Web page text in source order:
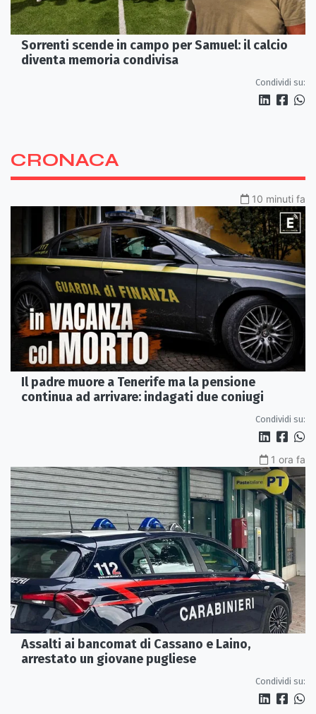
Sorrenti scende in campo per Samuel: il calcio
diventa memoria condivisa
Condividi su:
CRONACA
10 minuti fa
Il padre muore a Tenerife ma la pensione
continua ad arrivare: indagati due coniugi
Condividi su:
1 ora fa
Assalti ai bancomat di Cassano e Laino,
arrestato un giovane pugliese
Condividi su: